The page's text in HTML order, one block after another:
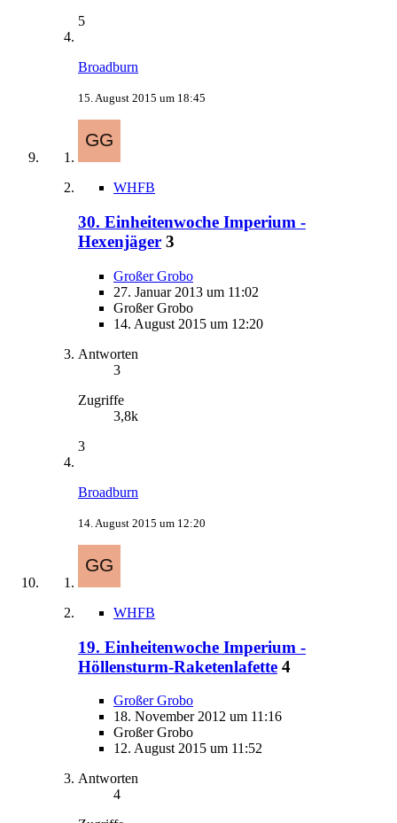
5
Broadburn
15. August 2015 um 18:45
WHFB
30. Einheitenwoche Imperium -
Hexenjäger 3
Großer Grobo
27. Januar 2013 um 11:02
Großer Grobo
14. August 2015 um 12:20
Antworten
3
Zugriffe
3,8k
3
Broadburn
14. August 2015 um 12:20
WHFB
19. Einheitenwoche Imperium -
Höllensturm-Raketenlafette 4
Großer Grobo
18. November 2012 um 11:16
Großer Grobo
12. August 2015 um 11:52
Antworten
4